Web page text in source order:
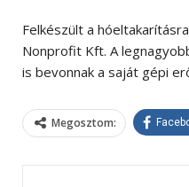
Felkészült a
Nonprofit Kft. A
is bevonnak a saját gépi
Megosztom: